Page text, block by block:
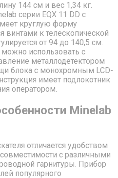
144 см и вес 1,34 кг.
серии EQX 11 DD с
круглую форму
винтами к телескопической
от 94 до 140,5 см.
можно использовать с
металлодетектором
блока с монохромным LCD-
имеет подлокотник
оператором.
Minelab
отличается удобством
с различными
гарнитуры. Прибор
популярного